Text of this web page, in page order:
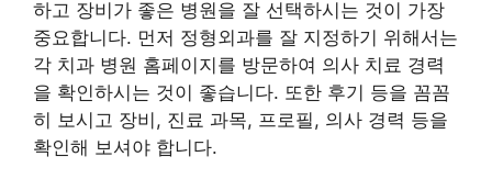
하고 장비가 좋은 병원을 잘 선택하시는 것이 가장
중요합니다. 먼저 정형외과를 잘 지정하기 위해서는
각 치과 병원 홈페이지를 방문하여 의사 치료 경력
을 확인하시는 것이 좋습니다. 또한 후기 등을 꼼꼼
히 보시고 장비, 진료 과목, 프로필, 의사 경력 등을
확인해 보셔야 합니다.